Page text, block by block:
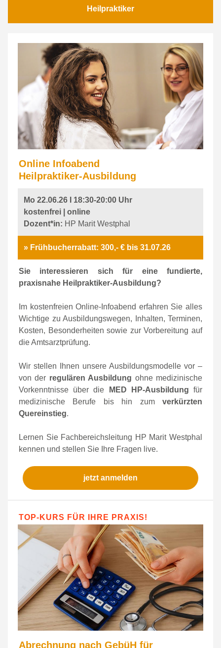
Heilpraktiker
Online Infoabend
Heilpraktiker-Ausbildung
Mo 22.06.26 I 18:30-20:00 Uhr
kostenfrei | online
Dozent*in: HP Marit Westphal
» Frühbucherrabatt: 300,- € bis 31.07.26
Sie interessieren sich für eine fundierte,
praxisnahe Heilpraktiker-Ausbildung?
Im kostenfreien Online-Infoabend erfahren Sie alles
Wichtige zu Ausbildungswegen, Inhalten, Terminen,
Kosten, Besonderheiten sowie zur Vorbereitung auf
die Amtsarztprüfung.
Wir stellen Ihnen unsere Ausbildungsmodelle vor –
von der regulären Ausbildung ohne medizinische
Vorkenntnisse über die
MED HP-Ausbildung für
medizinische Berufe bis hin zum verkürzten
Quereinstieg.
Lernen Sie Fachbereichsleitung HP Marit Westphal
kennen und stellen Sie Ihre Fragen live.
jetzt anmelden
TOP-KURS FÜR IHRE PRAXIS!
Abrechnung nach GebüH für